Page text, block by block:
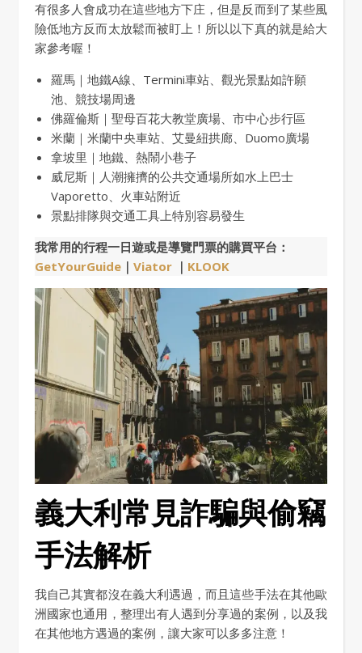
有很多人會成功在這些地方下庄，但是反而到了某些風
險低地方反而太放鬆而被盯上！所以以下真的就是給大
家參考喔！
羅馬｜地鐵A線、Termini車站、觀光景點如許願
池、競技場周邊
佛羅倫斯｜聖母百花大教堂廣場、市中心步行區
米蘭｜米蘭中央車站、艾曼紐拱廊、Duomo廣場
拿坡里｜地鐵、熱鬧小巷子
威尼斯｜人潮擁擠的公共交通場所如水上巴士
Vaporetto、火車站附近
景點排隊與交通工具上特別容易發生
我常用的行程一日遊或是導覽門票的購買平台：
GetYourGuide ｜ Viator ｜ KLOOK
義大利常見詐騙與偷竊
手法解析
我自己其實都沒在義大利遇過，而且這些手法在其他歐
洲國家也通用，整理出有人遇到分享過的案例，以及我
在其他地方遇過的案例，讓大家可以多多注意！